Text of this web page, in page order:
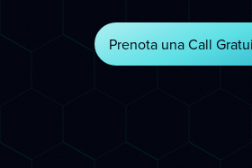
Prenota una Call